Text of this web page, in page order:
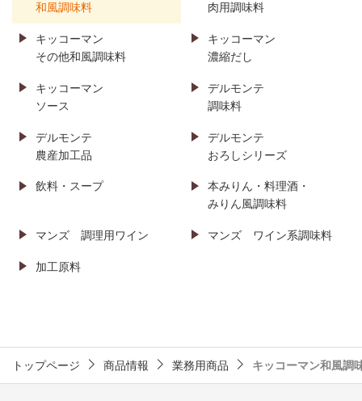
和風調味料
肉用調味料
キッコーマン
その他和風調味料
キッコーマン
濃縮だし
キッコーマン
ソース
デルモンテ
調味料
デルモンテ
農産加工品
デルモンテ
おろしシリーズ
飲料・スープ
本みりん・料理酒・
みりん風調味料
マンズ 調理用ワイン マンズ ワイン系調味料
加工原料
トップページ 商品情報 業務用商品 キッコーマン和風調